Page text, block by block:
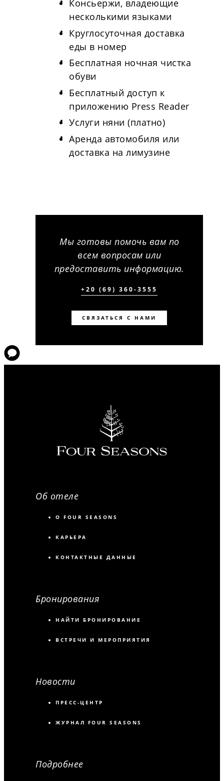
Консьержи, владеющие
несколькими языками
Круглосуточная доставка
еды в номер
Бесплатная ночная чистка
обуви
Бесплатный доступ к
приложению Press Reader
Услуги няни (платно)
Аренда автомобиля или
доставка на лимузине
Мы готовы помочь вам по
всем вопросам или
предоставить информацию.
+20 (69) 360-3555
СВЯЗАТЬСЯ С НАМИ
Об отеле
О FOUR SEASONS
КАРЬЕРА
КОНТАКТНЫЕ ДАННЫЕ
Бронирования
НАЙТИ БРОНИРОВАНИЕ
ВСТРЕЧИ И МЕРОПРИЯТИЯ
Новости
ПРЕСС-ЦЕНТР
ЖУРНАЛ FOUR SEASONS
Подробнее